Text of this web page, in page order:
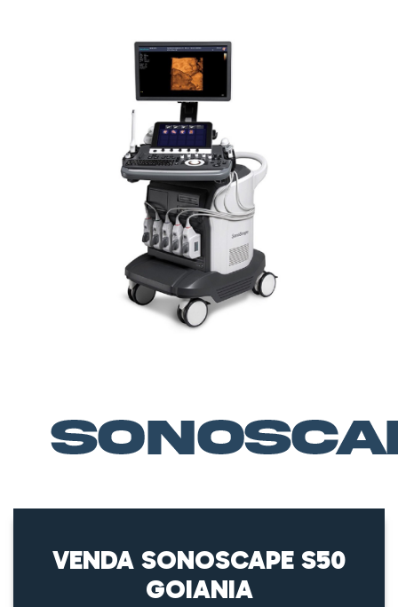
VENDA SONOSCAPE S50
GOIANIA